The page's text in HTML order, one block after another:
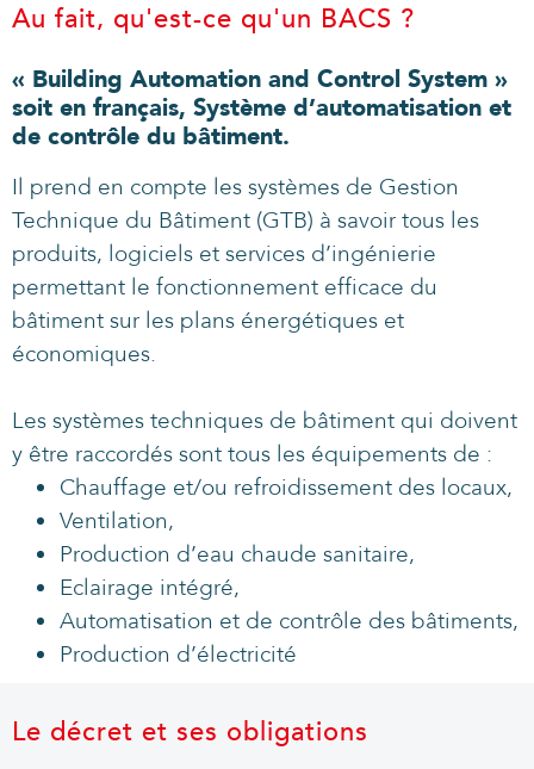
Au fait, qu'est-ce qu'un BACS ?
« Building Automation and Control System »
soit en français, Système d’automatisation et
de contrôle du bâtiment.
Il prend en compte les systèmes de Gestion
Technique du Bâtiment (GTB) à savoir tous les
produits, logiciels et services d’ingénierie
permettant le fonctionnement efficace du
bâtiment sur les plans énergétiques et
économiques.
Les systèmes techniques de bâtiment qui doivent
y être raccordés sont tous les équipements de :
Chauffage et/ou refroidissement des locaux,
Ventilation,
Production d’eau chaude sanitaire,
Eclairage intégré,
Automatisation et de contrôle des bâtiments,
Production d’électricité
Le décret et ses obligations